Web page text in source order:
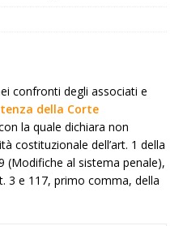
confronti degli associati e
della Corte
la quale dichiara non
costituzionale dell’art. 1 della
(Modifiche al sistema penale),
3 e 117, primo comma, della